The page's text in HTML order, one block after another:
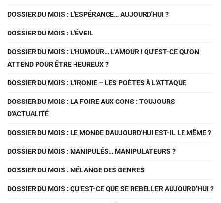
DOSSIER DU MOIS : L'ESPÉRANCE… AUJOURD'HUI ?
DOSSIER DU MOIS : L'ÉVEIL
DOSSIER DU MOIS : L'HUMOUR… L'AMOUR ! QU'EST-CE QU'ON
ATTEND POUR ÊTRE HEUREUX ?
DOSSIER DU MOIS : L'IRONIE – LES POÈTES À L'ATTAQUE
DOSSIER DU MOIS : LA FOIRE AUX CONS : TOUJOURS
D'ACTUALITÉ
DOSSIER DU MOIS : LE MONDE D'AUJOURD'HUI EST-IL LE MÊME ?
DOSSIER DU MOIS : MANIPULÉS… MANIPULATEURS ?
DOSSIER DU MOIS : MÉLANGE DES GENRES
DOSSIER DU MOIS : QU’EST-CE QUE SE REBELLER AUJOURD’HUI ?